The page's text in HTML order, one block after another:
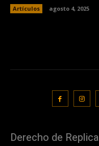
Artículos agosto 4, 2025
Derecho de Replica